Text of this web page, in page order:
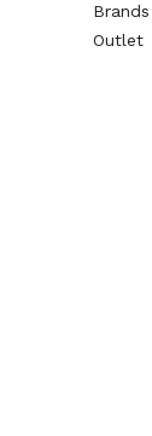
Brands
Outlet